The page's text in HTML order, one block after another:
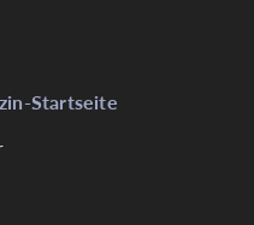
Startseite